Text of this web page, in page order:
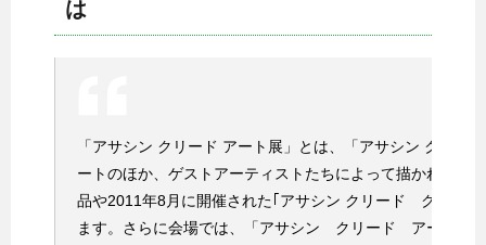
は
「アサシン クリード アート展」とは、「アサシン クリー
ートのほか、ゲストアーティストたちによって描かれた
品や2011年8月に開催された｢アサシン クリード クリエイ
ます。さらに会場では、「アサシン クリード アート展